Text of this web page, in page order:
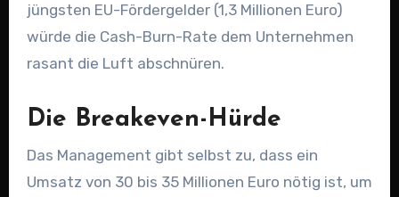
jüngsten EU-Fördergelder (1,3 Millionen Euro)
würde die Cash-Burn-Rate dem Unternehmen
rasant die Luft abschnüren.
Die Breakeven-Hürde
Das Management gibt selbst zu, dass ein
Umsatz von 30 bis 35 Millionen Euro nötig ist, um